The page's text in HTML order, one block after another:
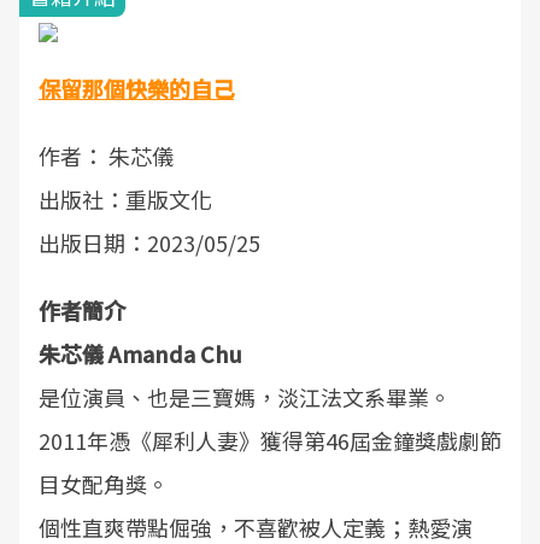
保留那個快樂的自己
作者： 朱芯儀
出版社：重版文化
出版日期：2023/05/25
作者簡介
朱芯儀 Amanda Chu
是位演員、也是三寶媽，淡江法文系畢業。
2011年憑《犀利人妻》獲得第46屆金鐘獎戲劇節
目女配角獎。
個性直爽帶點倔強，不喜歡被人定義；熱愛演